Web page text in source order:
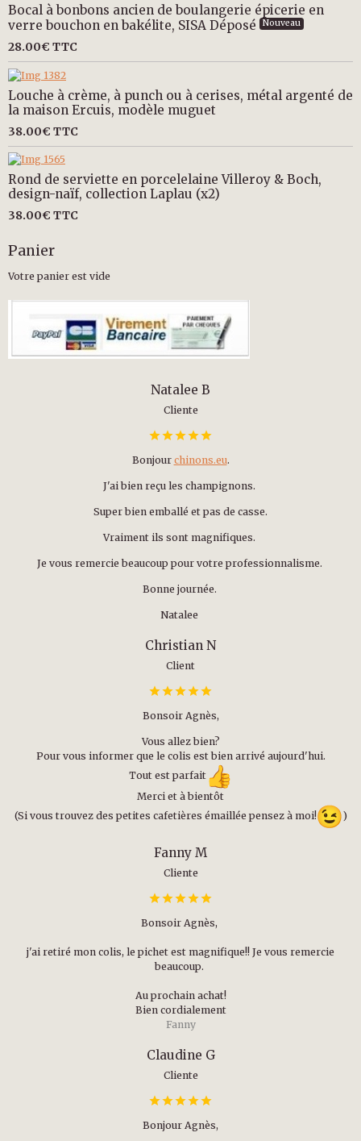
Bocal à bonbons ancien de boulangerie épicerie en
verre bouchon en bakélite, SISA Déposé
Nouveau
28.00€ TTC
Louche à crème, à punch ou à cerises, métal argenté de
la maison Ercuis, modèle muguet
38.00€ TTC
Rond de serviette en porcelelaine Villeroy & Boch,
design-naïf, collection Laplau (x2)
38.00€ TTC
Panier
Votre panier est vide
Natalee B
Cliente
Bonjour chinons.eu.
J'ai bien reçu les champignons.
Super bien emballé et pas de casse.
Vraiment ils sont magnifiques.
Je vous remercie beaucoup pour votre professionnalisme.
Bonne journée.
Natalee
Christian N
Client
Bonsoir Agnès,
Vous allez bien?
Pour vous informer que le colis est bien arrivé aujourd'hui.
Tout est parfait
Merci et à bientôt
(Si vous trouvez des petites cafetières émaillée pensez à moi!
)
Fanny M
Cliente
Bonsoir Agnès,
j'ai retiré mon colis, le pichet est magnifique!! Je vous remercie
beaucoup.
Au prochain achat!
Bien cordialement
Fanny
Claudine G
Cliente
Bonjour Agnès,